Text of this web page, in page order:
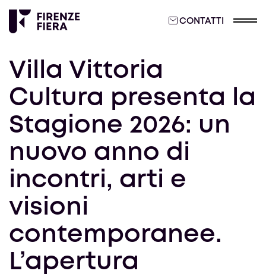
CONTATTI
Villa Vittoria
Cultura presenta la
Stagione 2026: un
nuovo anno di
incontri, arti e
visioni
contemporanee.
L’apertura